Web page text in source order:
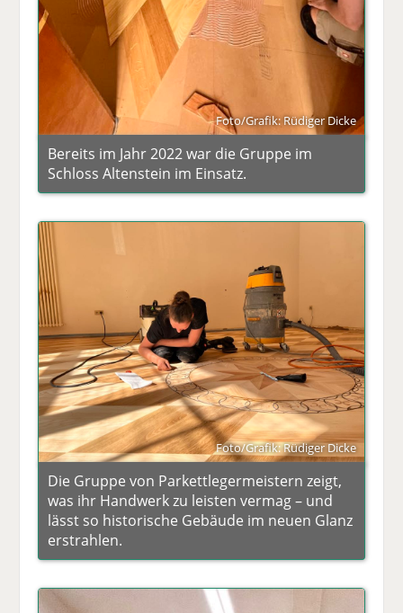
Foto/Grafik: Rüdiger Dicke
Bereits im Jahr 2022 war die Gruppe im
Schloss Altenstein im Einsatz.
Foto/Grafik: Rüdiger Dicke
Die Gruppe von Parkettlegermeistern zeigt,
was ihr Handwerk zu leisten vermag – und
lässt so historische Gebäude im neuen Glanz
erstrahlen.